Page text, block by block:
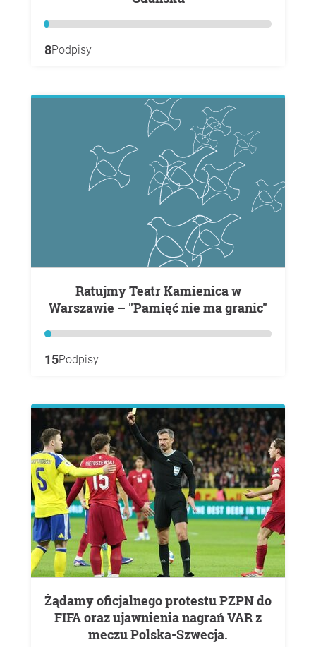
8Podpisy
Ratujmy Teatr Kamienica w
Warszawie – "Pamięć nie ma granic"
15Podpisy
Żądamy oficjalnego protestu PZPN do
FIFA oraz ujawnienia nagrań VAR z
meczu Polska-Szwecja.